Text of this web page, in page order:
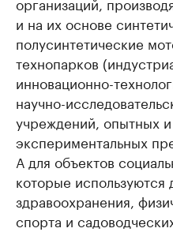
и на их основе
полусинтетические
технопарков
инновационно-
научно-
учреждений, опытных
экспериментальных
А для объектов
которые используются
здравоохранения,
спорта и